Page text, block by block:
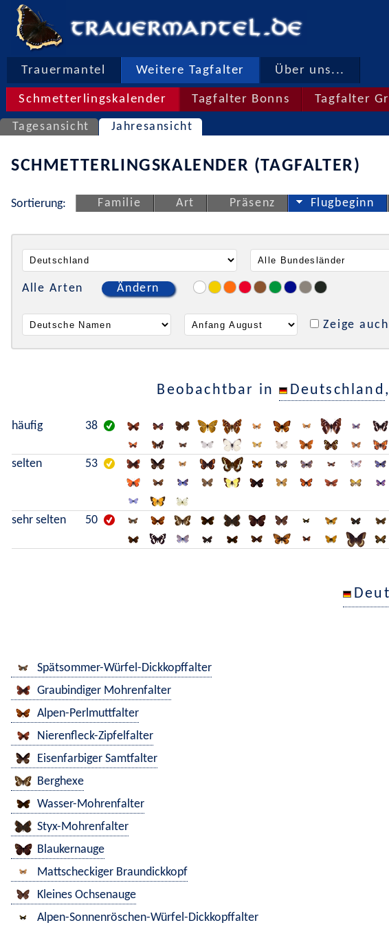
Trauermantel Weitere Tagfalter Über uns...
Schmetterlingskalender Tagfalter Bonns Tagfalter
Tagesansicht Jahresansicht
SCHMETTERLINGSKALENDER (TAGFALTER)
Sortierung: Familie Art Präsenz Flugbeginn
Alle Arten Ändern
Zeige
Beobachtbar in Deutschland
häufig 38
selten 53
sehr selten 50
Spätsommer-Würfel-Dickkopffalter
Graubindiger Mohrenfalter
Alpen-Perlmuttfalter
Nierenfleck-Zipfelfalter
Eisenfarbiger Samtfalter
Berghexe
Wasser-Mohrenfalter
Styx-Mohrenfalter
Blaukernauge
Mattscheckiger Braundickkopf
Kleines Ochsenauge
Alpen-Sonnenröschen-Würfel-Dickkopffalter